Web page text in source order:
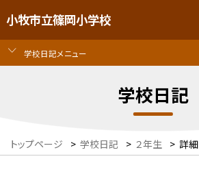
小牧市立篠岡小学校
学校日記メニュー
学校日記
トップページ > 学校日記 > ２年生 > 詳細